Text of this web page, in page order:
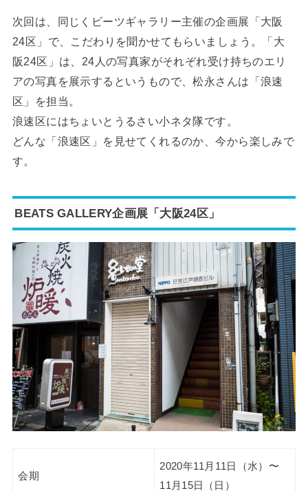
次回は、同じくビーツギャラリー主催の企画展「大阪
24区」で、こだわりを聞かせてもらいましょう。「大
阪24区」は、24人の写真家がそれぞれ受け持ちのエリ
アの写真を展示するというもので、松永さんは「浪速
区」を担当。
浪速区にはちょいとうるさい小ネタ隊です。
どんな「浪速区」を見せてくれるのか、今から楽しみで
す。
BEATS GALLERY企画展「大阪24区」
会期
2020年11月11日（水）〜
11月15日（日）